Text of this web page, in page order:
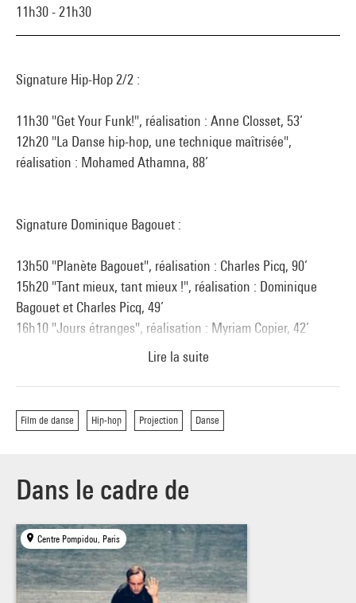
Signature Hip-Hop 2/2 :
11h30 "Get Your Funk!", réalisation : Anne Closset, 53’
12h20 "La Danse hip-hop, une technique maîtrisée",
réalisation : Mohamed Athamna, 88’
Signature Dominique Bagouet :
13h50 "Planète Bagouet", réalisation : Charles Picq, 90’
15h20 "Tant mieux, tant mieux !", réalisation : Dominique
Bagouet et Charles Picq, 49’
16h10 "Jours étranges", réalisation : Myriam Copier, 42’
Signature Philippe Decouflé :
16h50 "La Voix des légumes", réalisation : Marc Guérini,
DCA, 37’
18h00 "Faiseur d’images", réalisation : Philippe Freling, 15’
Plaisirs de la composition 1/2 :
Lire la suite
Film de danse Hip-hop Projection Danse
11h30 - 21h30
Dans le cadre de
Centre Pompidou, Paris